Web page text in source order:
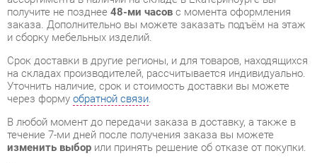
Срок доставки в другие регионы, и для товаров, находящихся
на складах производителей, рассчитывается индивидуально.
Уточнить наличие, срок и стоимость доставки вы можете
через формуобратной связи.
В любой момент до передачи заказа в доставку, а также в
течение 7-ми дней после получения заказа вы можете
изменить выборили принять решение об отказе от покупки.
могут быть повреждены при транспортировке. Если Вы
заметили дефект при приёме - мы заменим поврежденную
деталь.Повторная доставкатовара -бесплатна.